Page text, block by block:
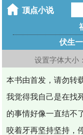
伏生
设置字体大小：
本书由首发，请勿转
我觉得我自己是在找
的事情好像一直结不
咬着牙再坚持坚持，